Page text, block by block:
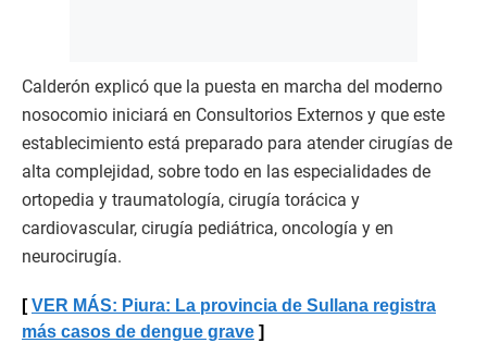
Calderón explicó que la puesta en marcha del moderno
nosocomio iniciará en Consultorios Externos y que este
establecimiento está preparado para atender cirugías de
alta complejidad, sobre todo en las especialidades de
ortopedia y traumatología, cirugía torácica y
cardiovascular, cirugía pediátrica, oncología y en
neurocirugía.
VER MÁS: Piura: La provincia de Sullana registra
más casos de dengue grave